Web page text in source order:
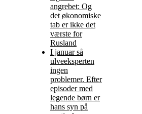
angrebet: Og
det økonomiske
tab er ikke det
værste for
Rusland
I januar så
ulveeksperten
ingen
problemer. Efter
episoder med
legende børn er
hans syn på